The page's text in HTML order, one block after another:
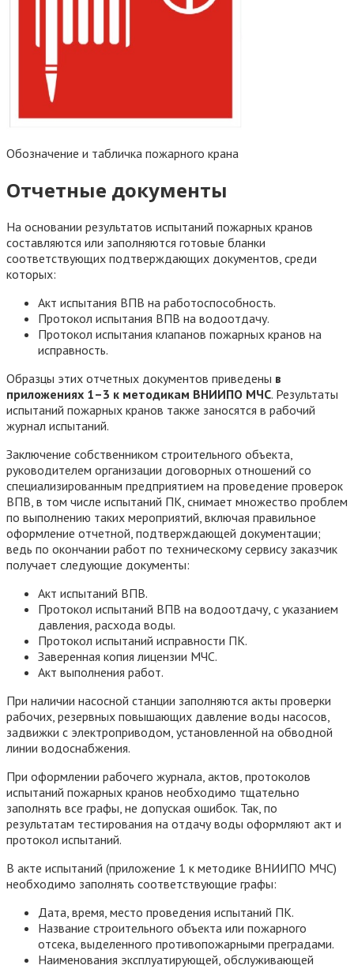
Обозначение и табличка пожарного крана
Отчетные документы
На основании результатов испытаний пожарных кранов
составляются или заполняются готовые бланки
соответствующих подтверждающих документов, среди
которых:
Акт испытания ВПВ на работоспособность.
Протокол испытания ВПВ на водоотдачу.
Протокол испытания клапанов пожарных кранов на
исправность.
Образцы этих отчетных документов приведены в
приложениях 1–3 к методикам ВНИИПО МЧС. Результаты
испытаний пожарных кранов также заносятся в рабочий
журнал испытаний.
Заключение собственником строительного объекта,
руководителем организации договорных отношений со
специализированным предприятием на проведение проверок
ВПВ, в том числе испытаний ПК, снимает множество проблем
по выполнению таких мероприятий, включая правильное
оформление отчетной, подтверждающей документации;
ведь по окончании работ по техническому сервису заказчик
получает следующие документы:
Акт испытаний ВПВ.
Протокол испытаний ВПВ на водоотдачу, с указанием
давления, расхода воды.
Протокол испытаний исправности ПК.
Заверенная копия лицензии МЧС.
Акт выполнения работ.
При наличии насосной станции заполняются акты проверки
рабочих, резервных повышающих давление воды насосов,
задвижки с электроприводом, установленной на обводной
линии водоснабжения.
При оформлении рабочего журнала, актов, протоколов
испытаний пожарных кранов необходимо тщательно
заполнять все графы, не допуская ошибок. Так, по
результатам тестирования на отдачу воды оформляют акт и
протокол испытаний.
В акте испытаний (приложение 1 к методике ВНИИПО МЧС)
необходимо заполнять соответствующие графы:
Дата, время, место проведения испытаний ПК.
Название строительного объекта или пожарного
отсека, выделенного противопожарными преградами.
Наименования эксплуатирующей, обслуживающей